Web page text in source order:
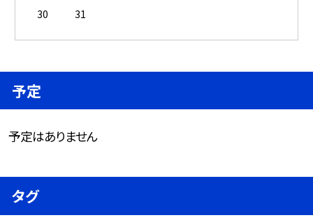
30
31
予定
予定はありません
タグ